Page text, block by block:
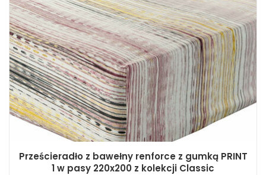
Prześcieradło z bawełny renforce z gumką PRINT
1 w pasy 220x200 z kolekcji Classic